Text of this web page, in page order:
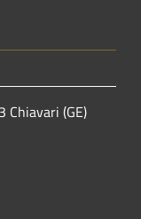
Chiavari (GE)